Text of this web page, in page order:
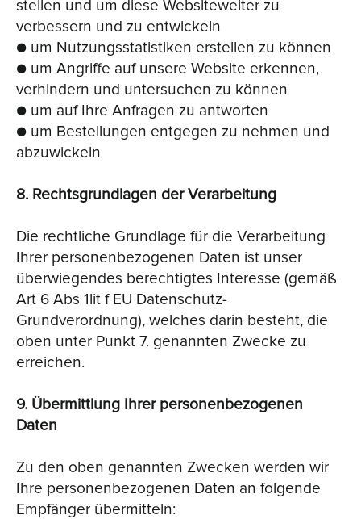
stellen und um diese Websiteweiter zu
verbessern und zu entwickeln
● um Nutzungsstatistiken erstellen zu können
● um Angriffe auf unsere Website erkennen,
verhindern und untersuchen zu können
● um auf Ihre Anfragen zu antworten
● um Bestellungen entgegen zu nehmen und
abzuwickeln
8. Rechtsgrundlagen der Verarbeitung
Die rechtliche Grundlage für die Verarbeitung
Ihrer personenbezogenen Daten ist unser
überwiegendes berechtigtes Interesse (gemäß
Art 6 Abs 1lit f EU Datenschutz-
Grundverordnung), welches darin besteht, die
oben unter Punkt 7. genannten Zwecke zu
erreichen.
9. Übermittlung Ihrer personenbezogenen
Daten
Zu den oben genannten Zwecken werden wir
Ihre personenbezogenen Daten an folgende
Empfänger übermitteln: